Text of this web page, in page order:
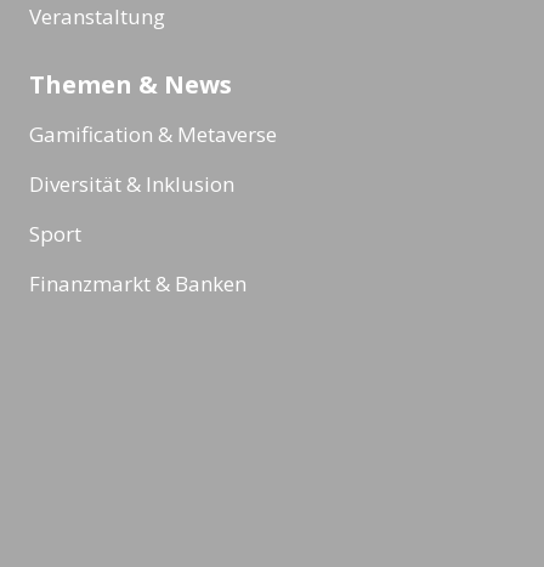
Veranstaltung
Themen & News
Gamification & Metaverse
Diversität & Inklusion
Sport
Finanzmarkt & Banken